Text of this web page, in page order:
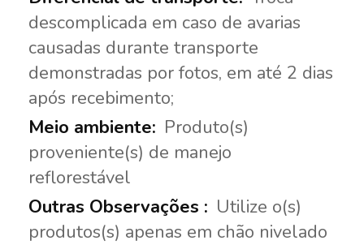
descomplicada em caso de avarias
causadas durante transporte
demonstradas por fotos, em até 2 dias
após recebimento;
Produto(s)
proveniente(s) de manejo
reflorestável
Utilize o(s)
produtos(s) apenas em chão nivelado